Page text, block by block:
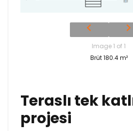
Image 1 of 1
Brüt 180.4 m²
Teraslı tek
projesi